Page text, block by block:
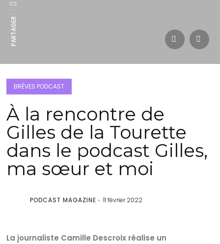
PARTAGER :
BRÈVES PODCAST
À la rencontre de
Gilles de la Tourette
dans le podcast Gilles,
ma sœur et moi
PODCAST MAGAZINE 11 février 2022
La journaliste Camille Descroix réalise un